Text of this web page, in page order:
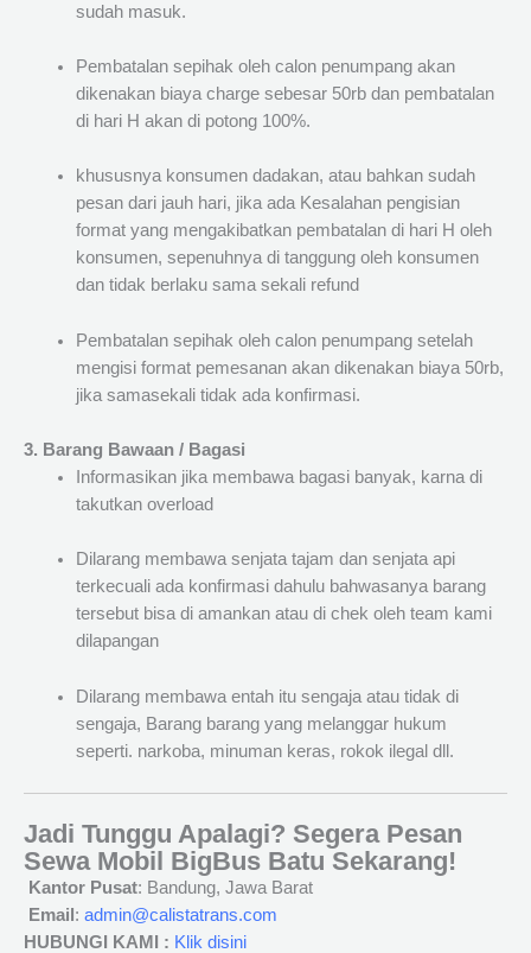
sudah masuk.
Pembatalan sepihak oleh calon penumpang akan
dikenakan biaya charge sebesar 50rb dan pembatalan
di hari H akan di potong 100%.
khususnya konsumen dadakan, atau bahkan sudah
pesan dari jauh hari, jika ada Kesalahan pengisian
format yang mengakibatkan pembatalan di hari H oleh
konsumen, sepenuhnya di tanggung oleh konsumen
dan tidak berlaku sama sekali refund
Pembatalan sepihak oleh calon penumpang setelah
mengisi format pemesanan akan dikenakan biaya 50rb,
jika samasekali tidak ada konfirmasi.
3. Barang Bawaan / Bagasi
Informasikan jika membawa bagasi banyak, karna di
takutkan overload
Dilarang membawa senjata tajam dan senjata api
terkecuali ada konfirmasi dahulu bahwasanya barang
tersebut bisa di amankan atau di chek oleh team kami
dilapangan
Dilarang membawa entah itu sengaja atau tidak di
sengaja, Barang barang yang melanggar hukum
seperti. narkoba, minuman keras, rokok ilegal dll.
Jadi Tunggu Apalagi? Segera Pesan
Sewa Mobil BigBus Batu Sekarang!
Kantor Pusat: Bandung, Jawa Barat
Email : admin@calistatrans.com
HUBUNGI KAMI : Klik disini